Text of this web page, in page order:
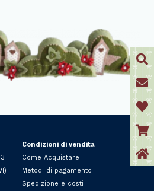
Condizioni di vendita
Come Acquistare
Metodi di pagamento
Spedizione e costi